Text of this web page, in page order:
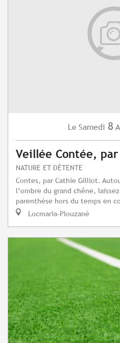
Le Samedi 8
Veillée Contée,
NATURE ET DÉTENTE
Contes, par Cathie Gilliot.
l’ombre du grand chêne,
parenthèse hors du temps en
Locmaria-Plouzané